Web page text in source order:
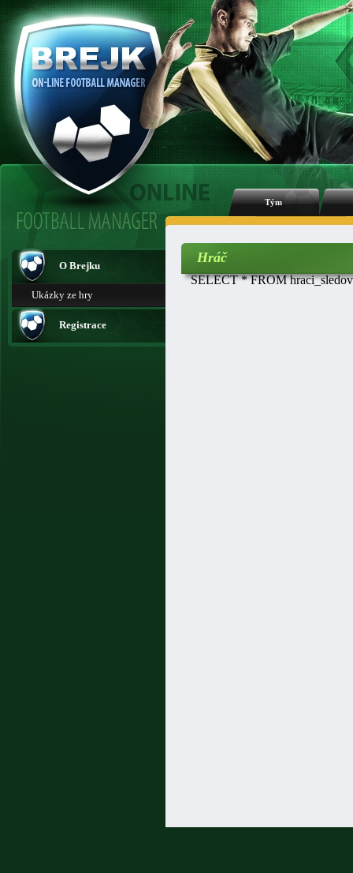
Tým
O Brejku
Ukázky ze hry
Registrace
Hráč
SELECT * FROM